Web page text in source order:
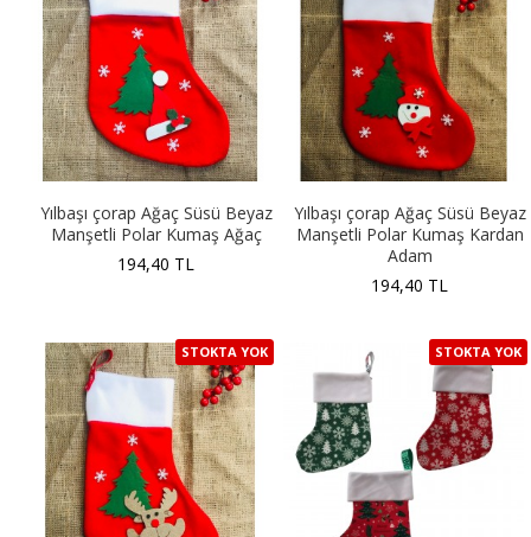
Yılbaşı çorap Ağaç Süsü Beyaz
Manşetli Polar Kumaş Ağaç
194,40 TL
Yılbaşı çorap Ağaç Süsü Beyaz
Manşetli Polar Kumaş Kardan
Adam
194,40 TL
STOKTA YOK STOKTA YOK